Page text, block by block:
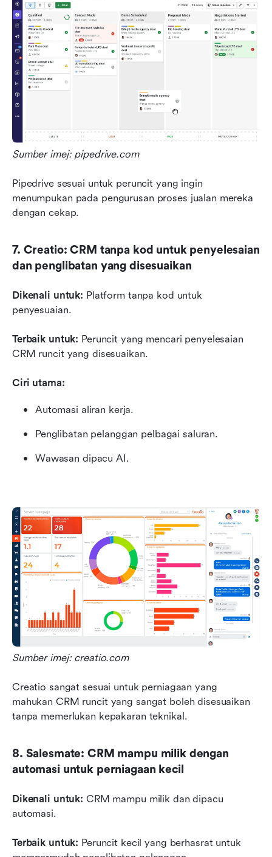
Sumber imej: pipedrive.com
Pipedrive sesuai untuk peruncit yang ingin
menumpukan pada pengurusan proses jualan mereka
dengan cekap.
7. Creatio: CRM tanpa kod untuk penyelesaian
dan penglibatan yang disesuaikan
Dikenali untuk: Platform tanpa kod untuk
penyesuaian.
Terbaik untuk: Peruncit yang mencari penyelesaian
CRM runcit yang disesuaikan.
Ciri utama:
Automasi aliran kerja.
Penglibatan pelanggan pelbagai saluran.
Wawasan dipacu AI.
Sumber imej: creatio.com
Creatio sangat sesuai untuk perniagaan yang
mahukan CRM runcit yang sangat boleh disesuaikan
tanpa memerlukan kepakaran teknikal.
8. Salesmate: CRM mampu milik dengan
automasi untuk perniagaan kecil
Dikenali untuk: CRM mampu milik dan dipacu
automasi.
Terbaik untuk: Peruncit kecil yang berhasrat untuk